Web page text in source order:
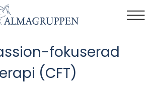
fokuserad
(CFT)